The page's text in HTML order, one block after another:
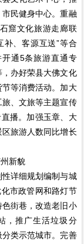
民健身中心。重融
窟文化旅游走廊联
补、客源互送”等合
通5条旅游直通专
办好荣县大佛文化
等消费活动。加大
、文旅等主题宣传
播。加强玉章、大
旅游人数同比增长
新貌
详细规划编制与城
市政管网和路灯节
街巷，改造老旧小
，推广生活垃圾分
类示范城市。完善